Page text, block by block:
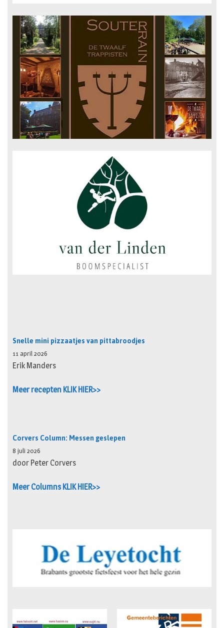
Snelle mini pizzaatjes van pittabroodjes
11 april 2026
Erik Manders
Meer recepten KLIK HIER>>
Corvers Column: Messen geslepen
8 juli 2026
door Peter Corvers
Meer Columns KLIK HIER>>